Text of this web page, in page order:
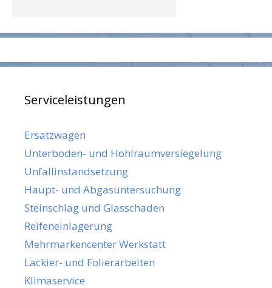
Serviceleistungen
Ersatzwagen
Unterboden- und Hohlraumversiegelung
Unfallinstandsetzung
Haupt- und Abgasuntersuchung
Steinschlag und Glasschaden
Reifeneinlagerung
Mehrmarkencenter Werkstatt
Lackier- und Folierarbeiten
Klimaservice